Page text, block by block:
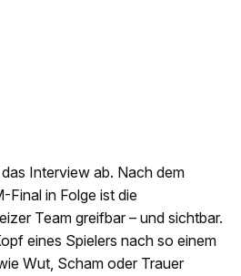
Interview ab. Nach dem
Final in Folge ist die
Team greifbar – und sichtbar.
eines Spielers nach so einem
Wut, Scham oder Trauer